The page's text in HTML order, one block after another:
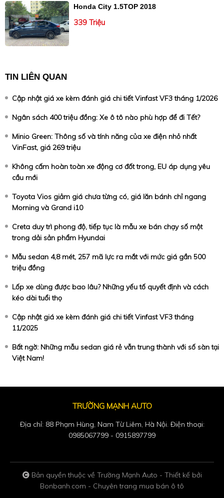
Honda City 1.5TOP 2018
339 Triệu
TIN LIÊN QUAN
Cập nhật giá xe kèm đánh giá chi tiết Vinfast VF3 tháng 1/2026
Ngân sách 400 triệu đồng: Xe ô tô nào phù hợp để đi Tết?
Minio Green: Thông số và tính năng của xe điện nhỏ nhất
VinFast, giá 269 triệu
Không cấm hoàn toàn xe động cơ đốt trong, EU áp dụng yêu
cầu mới
Toyota Vios giảm giá chưa từng có, giá lăn bánh chỉ ngang
Morning và Grand i10
Creta duy trì phong độ, tiếp tục là mẫu xe bán chạy số một
trong dải sản phẩm Hyundai
Mẫu sedan 4,8 mét, 257 mã lực ra mắt với mức giá gần 500
triệu đồng
Lốp xe dùng được bao lâu? Những yếu tố quyết định và cách
kéo dài tuổi thọ
Cập nhật giá xe kèm đánh giá chi tiết Vinfast VF3 tháng
11/2025
Bất ngờ: Những mẫu sedan giá rẻ vẫn trung thành với số sàn tại
Việt Nam!
TRƯỜNG MẠNH AUTO
Địa chỉ: 88 Phạm Hùng, Nam Từ Liêm, Hà Nội. Điện thoại:
0985067799 - 0915897799
Bản quyền thuộc về Trường Mạnh Auto - Thiết kế bởi
Bonbanh.com - Chuyên trang mua bán ô tô